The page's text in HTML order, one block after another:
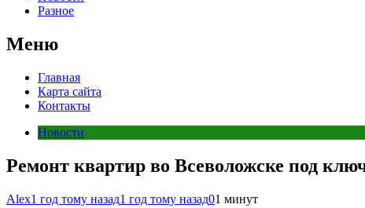
Разное
Меню
Главная
Карта сайта
Контакты
Новости
Ремонт квартир во Всеволожске под
Alex1 год тому назад1 год тому назад01 минут